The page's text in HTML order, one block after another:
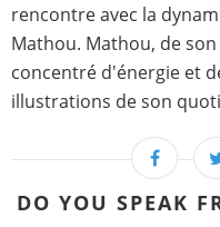
rencontre avec la
Mathou. Mathou, de
concentré d'énergie et
illustrations de son
DO YOU SPEAK